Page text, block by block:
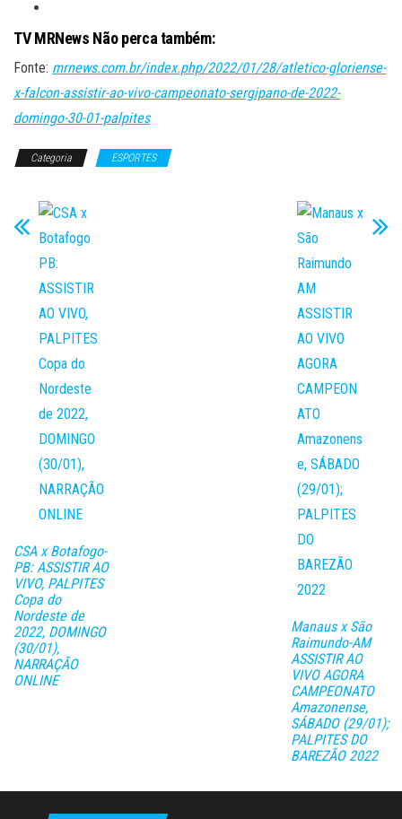
TV MRNews Não perca também:
Fonte: mrnews.com.br/index.php/2022/01/28/atletico-gloriense-
x-falcon-assistir-ao-vivo-campeonato-sergipano-de-2022-
domingo-30-01-palpites
Categoria ESPORTES
CSA x Botafogo-
PB: ASSISTIR AO
VIVO, PALPITES
Copa do
Nordeste de
2022, DOMINGO
(30/01),
NARRAÇÃO
ONLINE
Manaus x São
Raimundo-AM
ASSISTIR AO
VIVO AGORA
CAMPEONATO
Amazonense,
SÁBADO (29/01);
PALPITES DO
BAREZÃO 2022